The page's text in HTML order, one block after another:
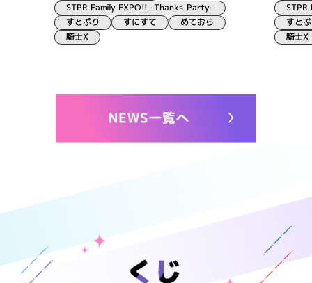
STPR Family EXPO!! -Thanks Party-
すとぷり すにすて めておら
騎士X
すと
騎士X